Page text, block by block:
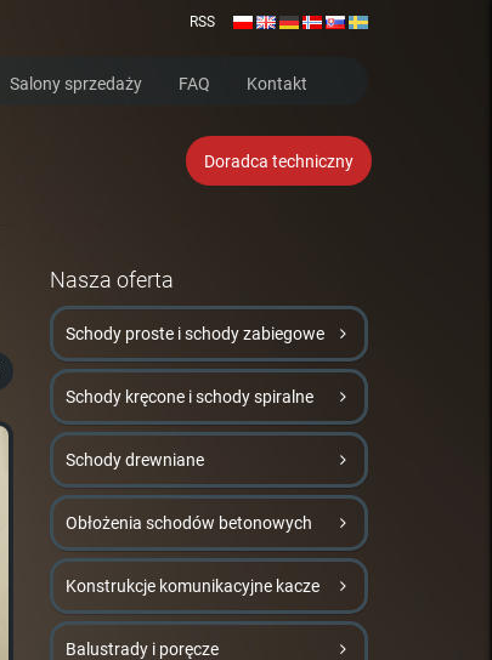
RSS
Salony sprzedaży FAQ Kontakt
Doradca techniczny
Nasza oferta
Schody proste i schody zabiegowe
Schody kręcone i schody spiralne
Schody drewniane
Obłożenia schodów betonowych
Konstrukcje komunikacyjne kacze
Balustrady i poręcze